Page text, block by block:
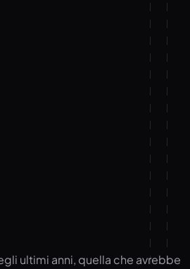
ultimi anni, quella che avrebbe